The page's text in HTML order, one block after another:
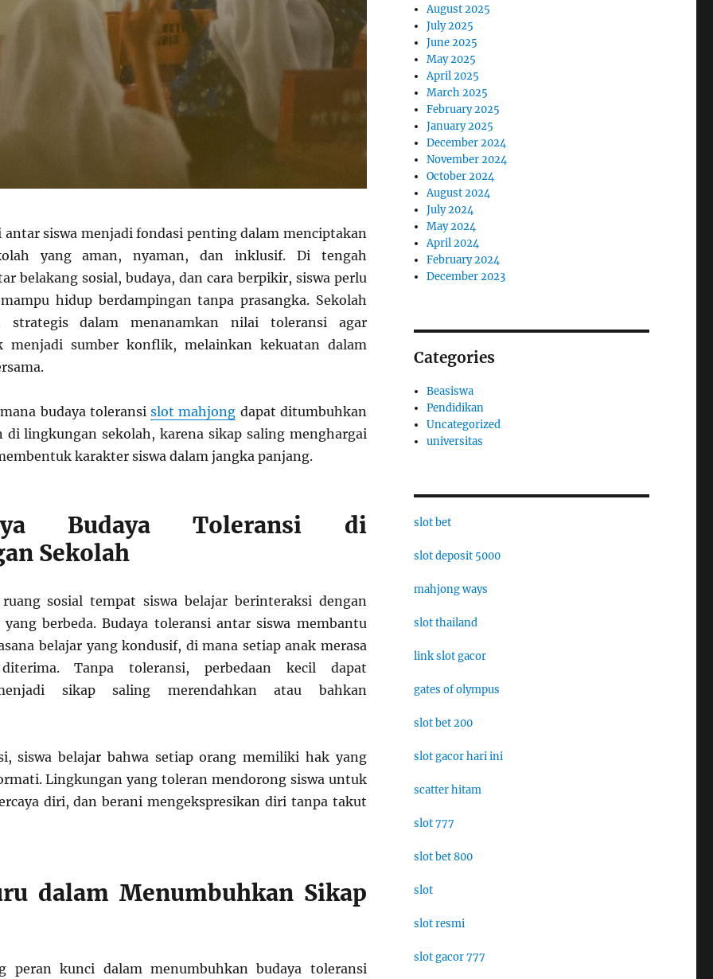
antar siswa menjadi fondasi penting dalam menciptakan
yang aman, nyaman, dan inklusif. Di tengah
belakang sosial, budaya, dan cara berpikir, siswa perlu
hidup berdampingan tanpa prasangka. Sekolah
strategis dalam menanamkan nilai toleransi agar
menjadi sumber konflik, melainkan kekuatan dalam
budaya toleransislot mahjong dapat ditumbuhkan
di lingkungan sekolah, karena sikap saling menghargai
karakter siswa dalam jangka panjang.
Budaya Toleransi di
Sekolah
sosial tempat siswa belajar berinteraksi dengan
berbeda. Budaya toleransi antar siswa membantu
belajar yang kondusif, di mana setiap anak merasa
Tanpa toleransi, perbedaan kecil dapat
sikap saling merendahkan atau bahkan
siswa belajar bahwa setiap orang memiliki hak yang
Lingkungan yang toleran mendorong siswa untuk
diri, dan berani mengekspresikan diri tanpa takut
dalam Menumbuhkan Sikap
peran kunci dalam menumbuhkan budaya toleransi
August 2025
July 2025
June 2025
May 2025
April 2025
March 2025
February 2025
January 2025
December 2024
November 2024
October 2024
August 2024
July 2024
May 2024
April 2024
February 2024
December 2023
Categories
Beasiswa
Pendidikan
Uncategorized
universitas
slot bet
slot deposit 5000
mahjong ways
slot thailand
link slot gacor
gates of olympus
slot bet 200
slot gacor hari ini
scatter hitam
slot 777
slot bet 800
slot
slot resmi
slot gacor 777